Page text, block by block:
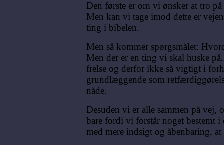
Den første er om vi ønsker at tro
Men kan vi tage imod dette er
ting i bibelen.
Men så kommer spørgsmålet:
Men der er en ting vi skal huske
frelse og derfor ikke så vigtigt i
grundlæggende som
nåde.
Desuden vi er alle sammen på vej,
bare fordi vi forstår noget bestemt
med mere indsigt og åbenbaring,